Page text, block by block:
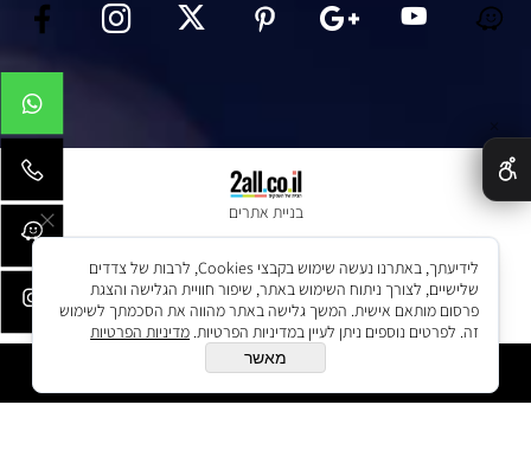
הוסף לסל
בניית אתרים
לידיעתך, באתרנו נעשה שימוש בקבצי Cookies, לרבות של צדדים
שלישיים, לצורך ניתוח השימוש באתר, שיפור חוויית הגלישה והצגת
פרסום מותאם אישית. המשך גלישה באתר מהווה את הסכמתך לשימוש
זה. לפרטים נוספים ניתן לעיין במדיניות הפרטיות. מדיניות הפרטיות
מאשר